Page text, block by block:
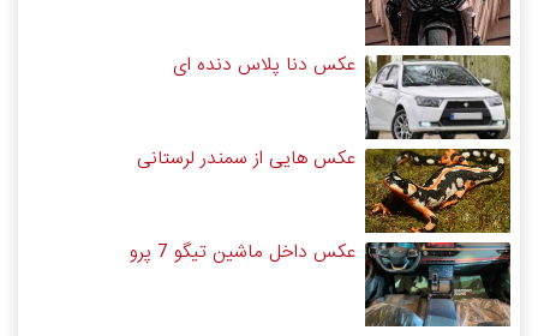
عکس دنا پلاس دنده ای
عکس هایی از سمندر لرستانی
عکس داخل ماشین تیگو 7 پرو